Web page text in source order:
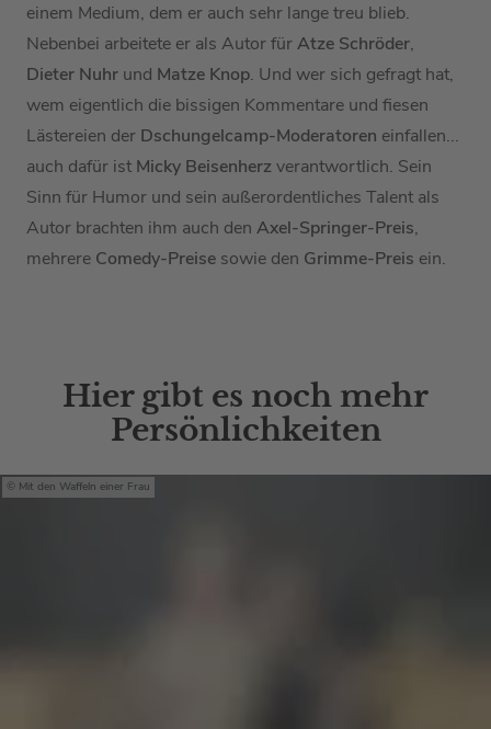
einem Medium, dem er auch sehr lange treu blieb.
Nebenbei arbeitete er als Autor fürAtze Schröder,
Dieter Nuhr und Matze Knop. Und wer sich gefragt hat,
wem eigentlich die bissigen Kommentare und fiesen
Lästereien der Dschungelcamp-Moderatoren einfallen...
auch dafür ist Micky Beisenherzverantwortlich. Sein
Sinn für Humor und sein außerordentliches Talent als
Autor brachten ihm auch den Axel-Springer-Preis,
mehrere Comedy-Preise sowie den Grimme-Preis ein.
Hier gibt es noch mehr
Persönlichkeiten
Mit den Waffeln einer Frau